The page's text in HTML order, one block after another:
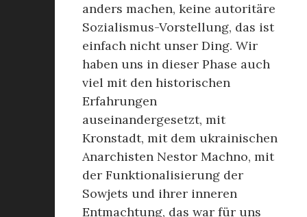
anders machen, keine autoritäre
Sozialismus-Vorstellung, das ist
einfach nicht unser Ding. Wir
haben uns in dieser Phase auch
viel mit den historischen
Erfahrungen
auseinandergesetzt, mit
Kronstadt, mit dem ukrainischen
Anarchisten Nestor Machno, mit
der Funktionalisierung der
Sowjets und ihrer inneren
Entmachtung, das war für uns